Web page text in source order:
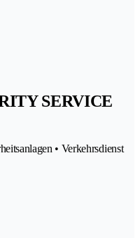
SERVICE
• Verkehrsdienst